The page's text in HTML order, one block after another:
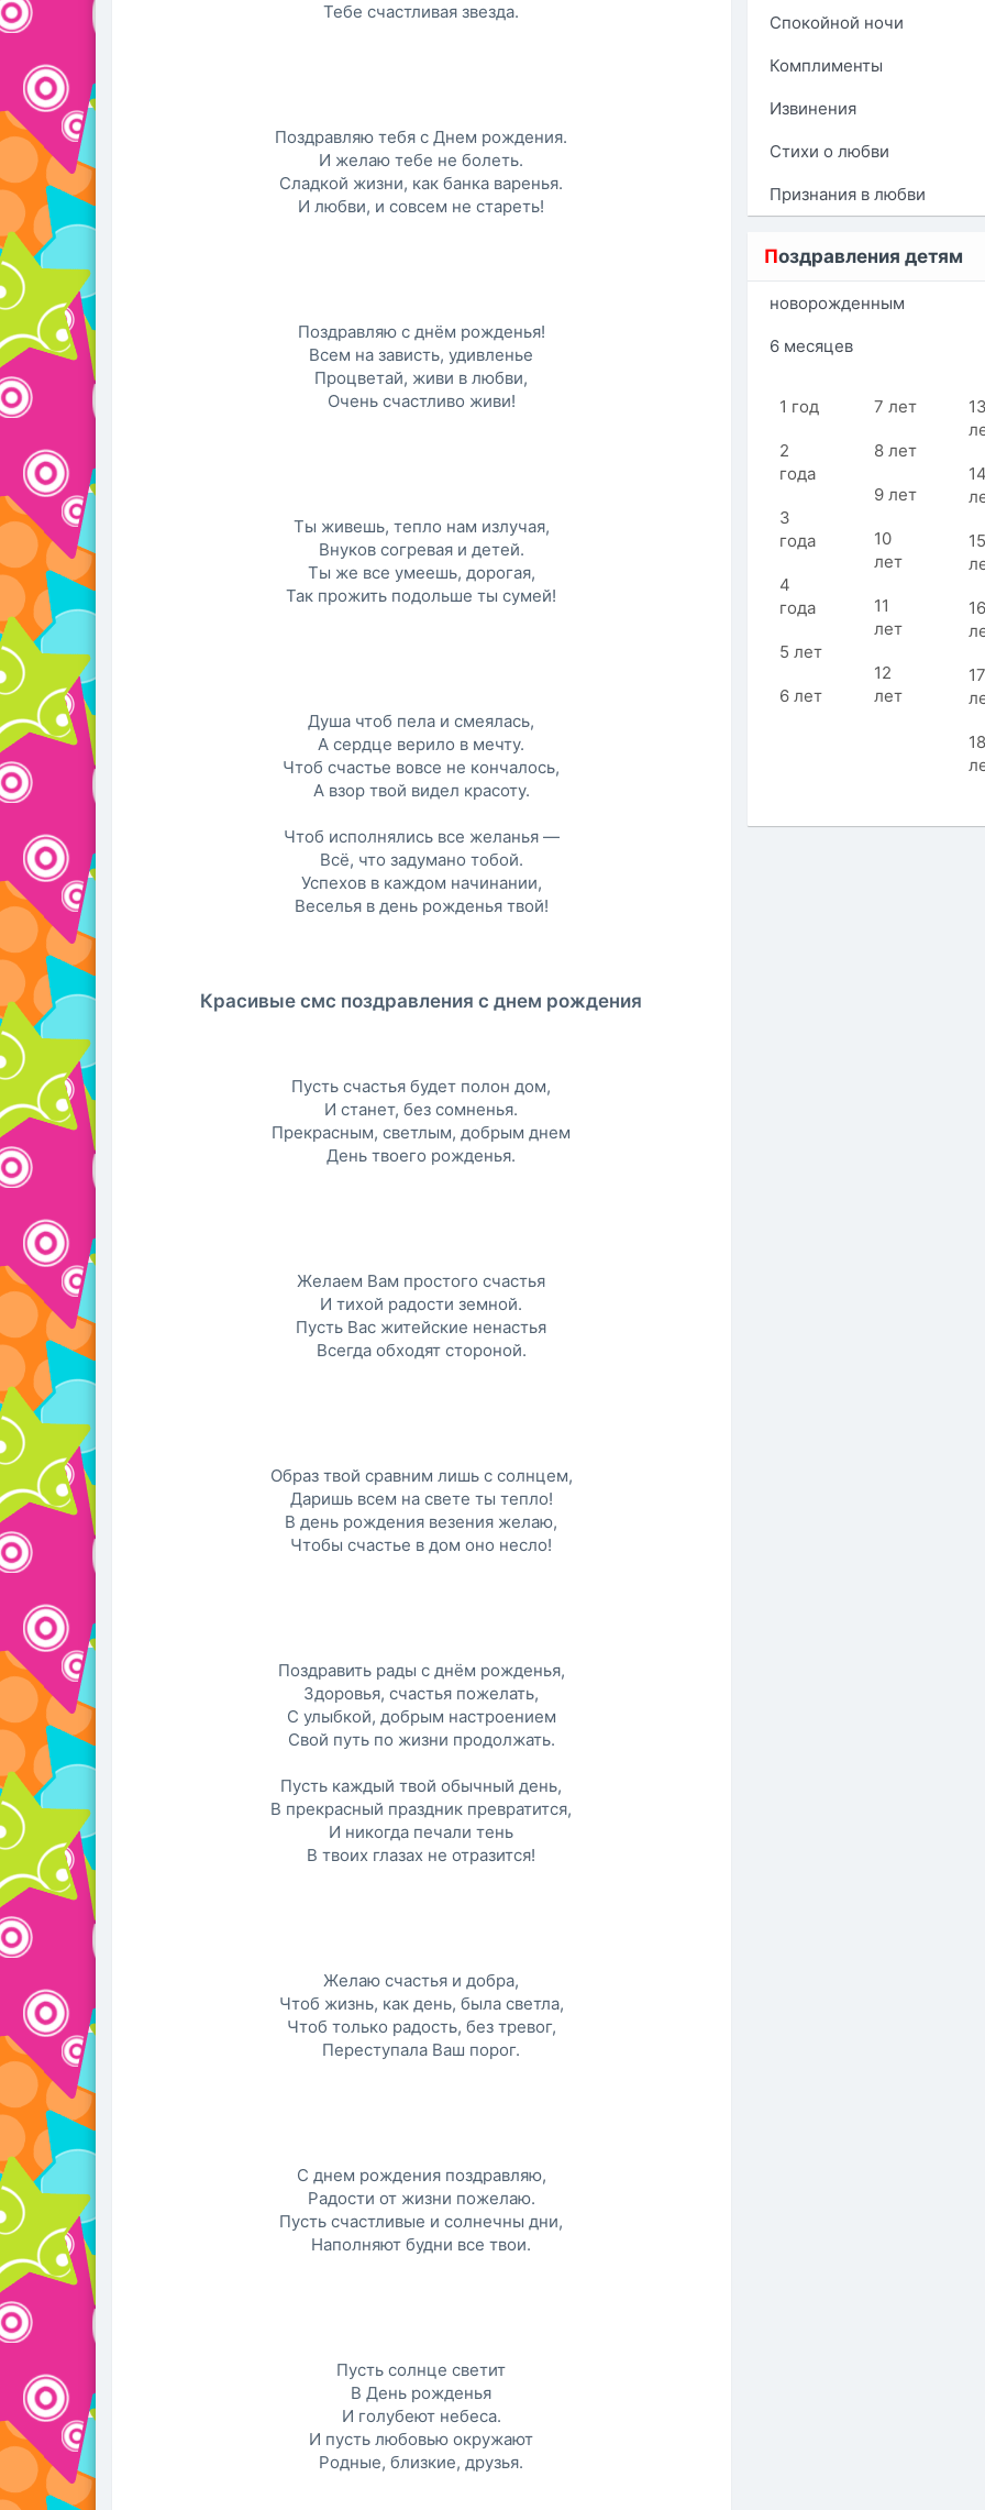
Тебе счастливая звезда.
Поздравляю тебя с Днем рождения.
И желаю тебе не болеть.
Сладкой жизни, как банка варенья.
И любви, и coвсем не стареть!
Поздравляю с днём рожденья!
Всем на зависть, удивленье
Процветай, живи в любви,
Очень счастливо живи!
Ты живешь, тепло нам излучая,
Внуков согревая и детей.
Ты же все умеешь, дорогая,
Так прожить подольше ты сумей!
Душа чтоб пела и смеялась,
А сердце верило в мечту.
Чтоб счастье вовсе не кончалось,
А взор твой видел красоту.
Чтоб исполнялись все желанья —
Всё, что задумано тобой.
Успехов в каждом начинании,
Веселья в день рожденья твой!
Красивые смс поздравления с днем рождения
Пусть счастья будет полон дом,
И станет, без сомненья.
Прекрасным, светлым, добрым днем
День твоего рожденья.
Желаем Вам простого счастья
И тихой радости земной.
Пусть Вас житейские ненастья
Всегда обходят стороной.
Образ твой сравним лишь с солнцем,
Даришь всем на свете ты тепло!
В день рождения везения желаю,
Чтобы счастье в дом оно несло!
Поздравить рады с днём рожденья,
Здоровья, счастья пожелать,
С улыбкой, добрым настроением
Свой путь по жизни продолжать.
Пусть каждый твой обычный день,
В прекрасный праздник превратится,
И никогда печали тень
В твоих глазах не отразится!
Желаю счастья и добра,
Чтоб жизнь, как день, была светла,
Чтоб только радость, без тревог,
Переступала Ваш порог.
С днем рождения поздравляю,
Радости от жизни пожелаю.
Пусть счастливые и солнечны дни,
Наполняют будни все твои.
Пусть солнце светит
В День рожденья
И голубеют небеса.
И пусть любовью окружают
Родные, близкие, друзья.
Спокойной ночи
Комплименты
Извинения
Стихи о любви
Признания в любви
Поздравления детям
новорожденным
6 месяцев
1 год
2
года
3
года
4
года
5 лет
6 лет
7 лет
8 лет
9 лет
10
лет
11
лет
12
лет
13
14
15
16
17
18